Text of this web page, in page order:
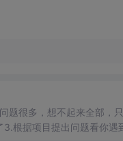
题很多，想不起来全部，
根据项目提出问题看你遇